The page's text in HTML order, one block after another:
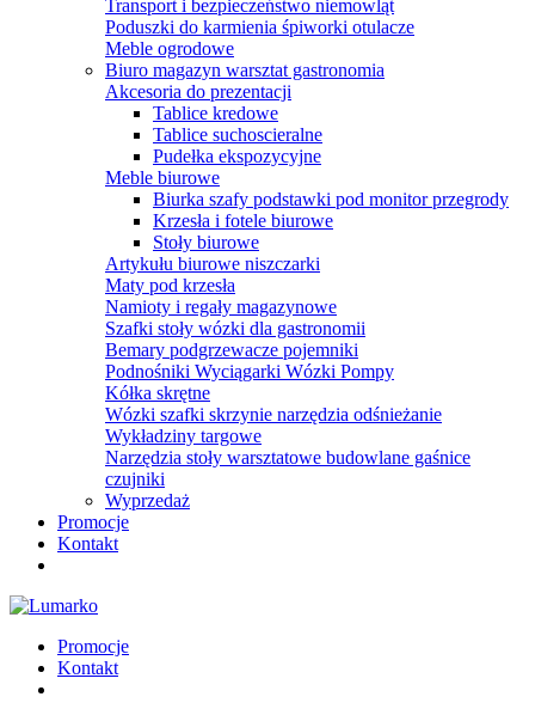
Transport i bezpieczeństwo niemowląt
Poduszki do karmienia śpiworki otulacze
Meble ogrodowe
Biuro magazyn warsztat gastronomia
Akcesoria do prezentacji
Tablice kredowe
Tablice suchoscieralne
Pudełka ekspozycyjne
Meble biurowe
Biurka szafy podstawki pod monitor przegrody
Krzesła i fotele biurowe
Stoły biurowe
Artykułu biurowe niszczarki
Maty pod krzesła
Namioty i regały magazynowe
Szafki stoły wózki dla gastronomii
Bemary podgrzewacze pojemniki
Podnośniki Wyciągarki Wózki Pompy
Kółka skrętne
Wózki szafki skrzynie narzędzia odśnieżanie
Wykładziny targowe
Narzędzia stoły warsztatowe budowlane gaśnice
czujniki
Wyprzedaż
Promocje
Kontakt
Promocje
Kontakt